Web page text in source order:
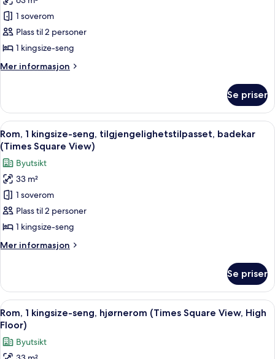
&
Hearing,
Roll-
in
Shower)
Suite,
1
soverom
1 soverom
Plass til 2 personer
1 kingsize-seng
Mer informasjon
Mer
1
soverom
Se priser
Åpne
alle
bildene
av
Rom,
kingsize-
seng,
tilgjengelighetstilpasset,
badekar
Square
View)
Sengetøy av topp kvalitet, safe på
5
Rom, 1 kingsize-seng, tilgjengelighetstilpasset, badekar
(Times Square View)
Byutsikt
33 m²
1 soverom
Plass til 2 personer
1 kingsize-seng
Mer informasjon
Mer
1
kingsize-
seng,
tilgjengelighetstilpasset,
badekar
(Times
Square
Se priser
Åpne
alle
bildene
av
Sengetøy av topp kvalitet, safe på
7
Rom, 1 kingsize-seng, hjørnerom (Times Square View, High
Floor)
Byutsikt